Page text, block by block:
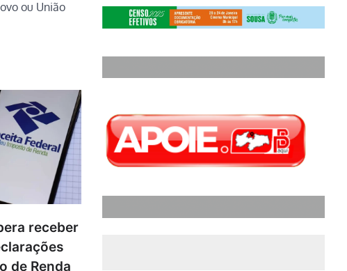
ou União
receber
de Renda